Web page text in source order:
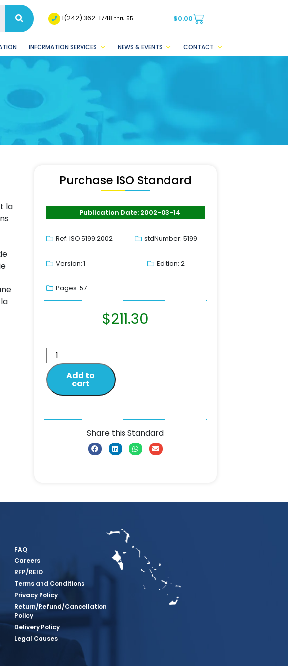
1(242) 362-1748thru 55 $0.00
INFORMATION SERVICES NEWS & EVENTS CONTACT
la
Purchase ISO Standard
Publication Date: 2002-03-14
Ref: ISO 5199:2002 stdNumber: 5199
Version: 1 Edition: 2
Pages: 57
$211.30
Add to
cart
Share this Standard
FAQ
Careers
RFP/REIO
Terms and Conditions
Privacy Policy
Return/Refund/Cancellation
Policy
Delivery Policy
Legal Causes